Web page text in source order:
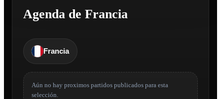
Agenda de Francia
Francia
Aún no hay proximos partidos publicados para esta
selección.